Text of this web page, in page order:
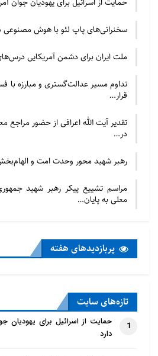
سخنرانی‌های پاپ لئو با هوش
ملت ایران برای دشمن آمریکایی
تداوم مسیر عدالت‌گستری و مبارزه با
قرار…
تقدیر آیت الله اعرافی از حضور مراجع
در…
رهبر شهید محور وحدت امت و
مراسم تشییع پیکر رهبر شهید
معلی به پایان…
پربازدید‌های هفته
تازه‌‌های سایت
1
حمایت از اسرائیل برای یهودیان
دارد